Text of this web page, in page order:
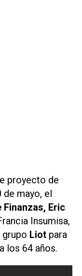
proyecto de
de mayo, el
Finanzas, Eric
Insumisa,
Liot para
los 64 años.